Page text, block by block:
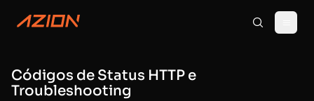
Códigos de Status HTTP e
Troubleshooting